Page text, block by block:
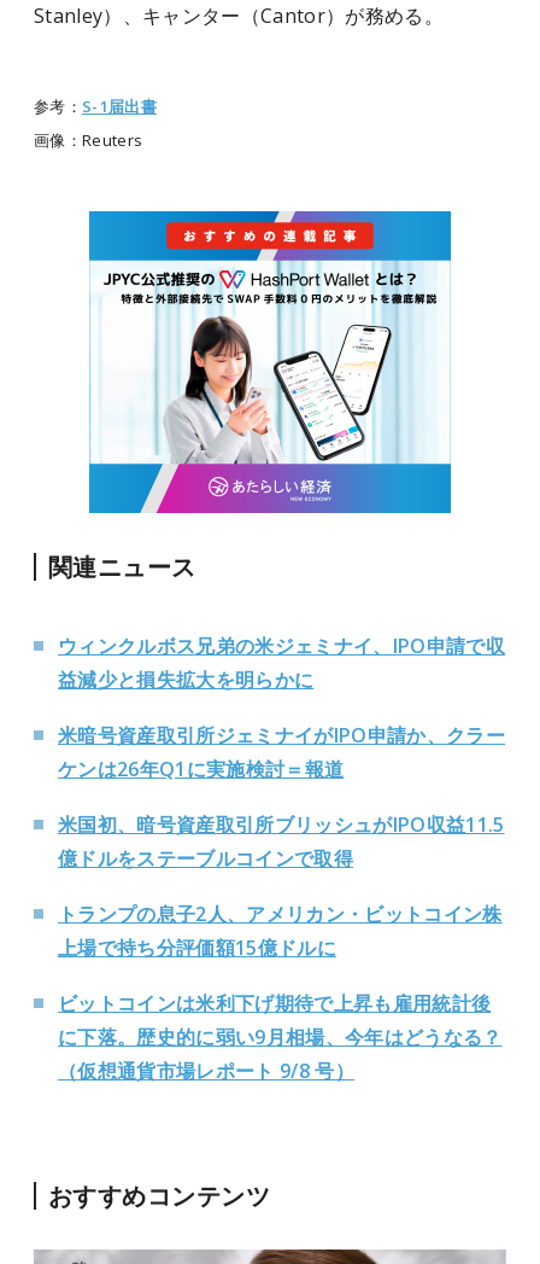
Stanley）、キャンター（Cantor）が務める。
参考： S-1届出書
画像：Reuters
関連ニュース
ウィンクルボス兄弟の米ジェミナイ、IPO申請で収
益減少と損失拡大を明らかに
米暗号資産取引所ジェミナイがIPO申請か、クラー
ケンは26年Q1に実施検討＝報道
米国初、暗号資産取引所ブリッシュがIPO収益11.5
億ドルをステーブルコインで取得
トランプの息子2人、アメリカン・ビットコイン株
上場で持ち分評価額15億ドルに
ビットコインは米利下げ期待で上昇も雇用統計後
に下落。歴史的に弱い9月相場、今年はどうなる？
（仮想通貨市場レポート 9/8 号）
おすすめコンテンツ